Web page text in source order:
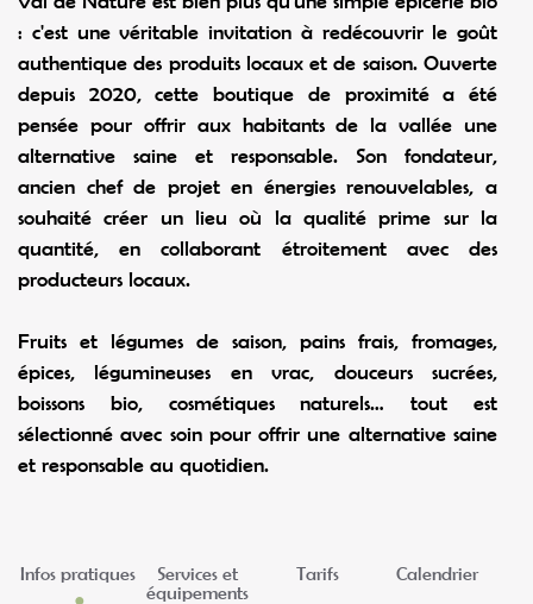
: c'est une véritable invitation à redécouvrir le goût
authentique des produits locaux et de saison. Ouverte
depuis 2020, cette boutique de proximité a été
pensée pour offrir aux habitants de la vallée une
alternative saine et responsable. Son fondateur,
ancien chef de projet en énergies renouvelables, a
souhaité créer un lieu où la qualité prime sur la
quantité, en collaborant étroitement avec des
producteurs locaux.
Fruits et légumes de saison, pains frais, fromages,
épices, légumineuses en vrac, douceurs sucrées,
boissons bio, cosmétiques naturels… tout est
sélectionné avec soin pour offrir une alternative saine
et responsable au quotidien.
Infos pratiques
Services et
équipements
Tarifs Calendrier